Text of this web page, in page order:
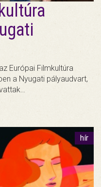
Európai Filmkultúra
a Nyugati pályaudvart,
hír